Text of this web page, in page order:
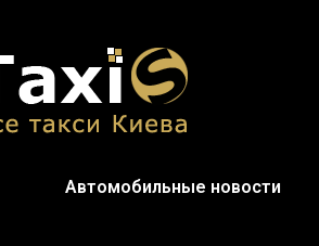
Автомобильные новости